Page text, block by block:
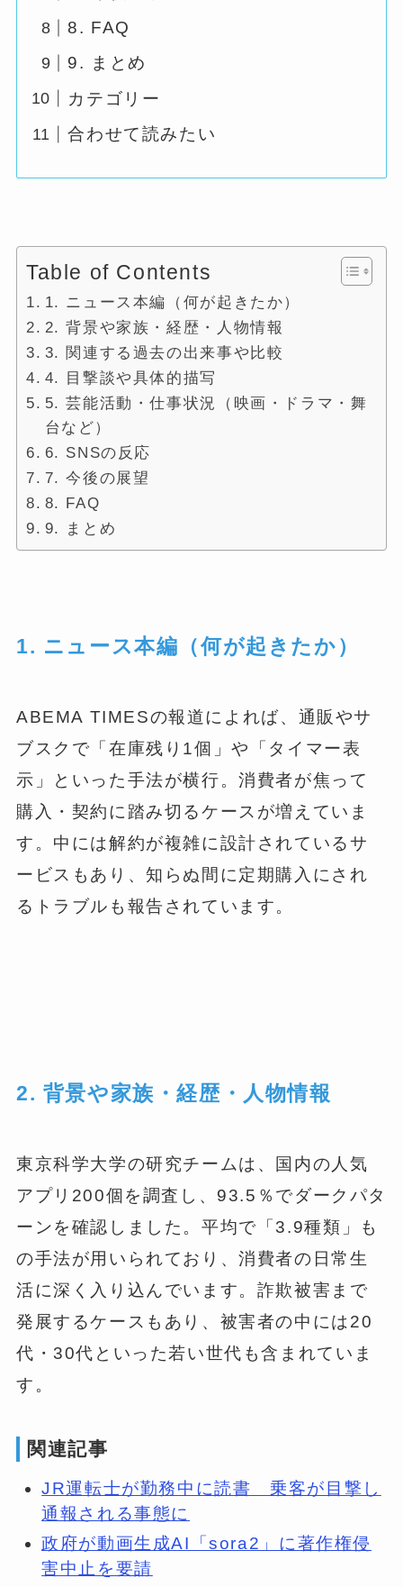
8. FAQ
9. まとめ
カテゴリー
合わせて読みたい
Table of Contents
1. ニュース本編（何が起きたか）
2. 背景や家族・経歴・人物情報
3. 関連する過去の出来事や比較
4. 目撃談や具体的描写
5. 芸能活動・仕事状況（映画・ドラマ・舞
台など）
6. SNSの反応
7. 今後の展望
8. FAQ
9. まとめ
1. ニュース本編（何が起きたか）
ABEMA TIMESの報道によれば、通販やサ
ブスクで「在庫残り1個」や「タイマー表
示」といった手法が横行。消費者が焦って
購入・契約に踏み切るケースが増えていま
す。中には解約が複雑に設計されているサ
ービスもあり、知らぬ間に定期購入にされ
るトラブルも報告されています。
2. 背景や家族・経歴・人物情報
東京科学大学の研究チームは、国内の人気
アプリ200個を調査し、93.5％でダークパタ
ーンを確認しました。平均で「3.9種類」も
の手法が用いられており、消費者の日常生
活に深く入り込んでいます。詐欺被害まで
発展するケースもあり、被害者の中には20
代・30代といった若い世代も含まれていま
す。
関連記事
JR運転士が勤務中に読書 乗客が目撃し
通報される事態に
政府が動画生成AI「sora2」に著作権侵
害中止を要請